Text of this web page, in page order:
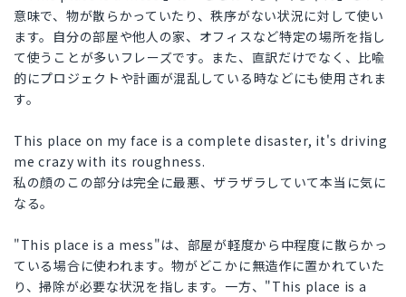
意味で、物が散らかっていたり、秩序がない状況に対して使い
ます。自分の部屋や他人の家、オフィスなど特定の場所を指し
て使うことが多いフレーズです。また、直訳だけでなく、比喩
的にプロジェクトや計画が混乱している時などにも使用されま
す。
This place on my face is a complete disaster, it's driving
me crazy with its roughness.
私の顔のこの部分は完全に最悪、ザラザラしていて本当に気に
なる。
"This place is a mess"は、部屋が軽度から中程度に散らかっ
ている場合に使われます。物がどこかに無造作に置かれていた
り、掃除が必要な状況を指します。一方、"This place is a